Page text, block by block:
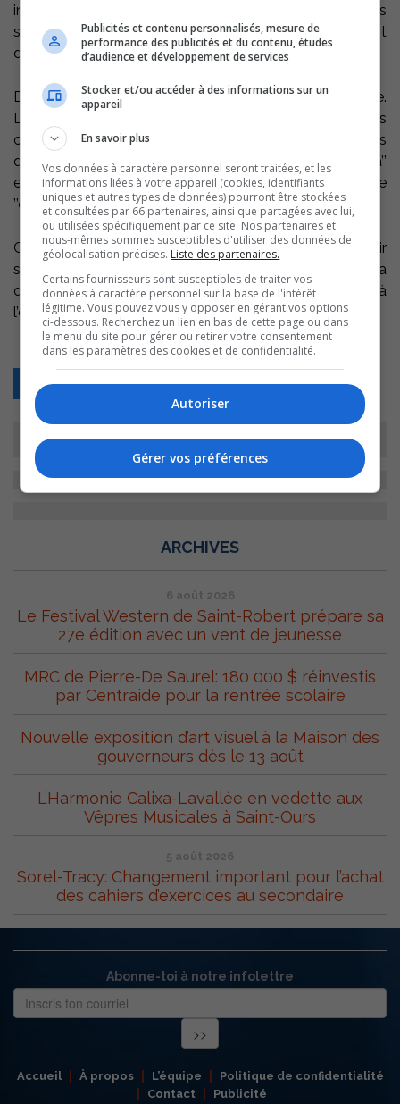
intéressante à moindre coût. Qui plus est, dans certains
secteurs, on construit en bénéficiant d’un dégrèvement
de taxes foncières d’une durée de trois ans.
De plus, le transport en commun répond à la demande.
La métropole est à la porte et les jeunes couples
comme les retraités ont leur ’’petit château’’ à prix plus
que raisonnable. Qui dit mieux…Allez sur ’’onconstruit.ca’’
et vous constaterez qu’aucune ville de la couronne
’’élargie’’ de Montréal vous déroule un tel tapis rouge.
Certaines personnes demeurent critiques, voir
sceptiques devant ce boum immobilier. Le sujet sera
discuté sur nos ondes, ce lundi midi, 22 novembre, à
l’émission Labelle et Cie.
Retour
ARCHIVES
6 août 2026
Le Festival Western de Saint-Robert prépare sa
27e édition avec un vent de jeunesse
MRC de Pierre-De Saurel: 180 000 $ réinvestis
par Centraide pour la rentrée scolaire
Nouvelle exposition d’art visuel à la Maison des
gouverneurs dès le 13 août
L’Harmonie Calixa-Lavallée en vedette aux
Vêpres Musicales à Saint-Ours
5 août 2026
Sorel-Tracy: Changement important pour l’achat
des cahiers d’exercices au secondaire
Abonne-toi à notre infolettre
Accueil À propos L’équipe
Politique de confidentialité
Contact
Publicité
Publicités et contenu personnalisés, mesure de
performance des publicités et du contenu, études
d’audience et développement de services
Stocker et/ou accéder à des informations sur un
appareil
En savoir plus
Vos données à caractère personnel seront traitées, et les
informations liées à votre appareil (cookies, identifiants
uniques et autres types de données) pourront être stockées
et consultées par 66 partenaires, ainsi que partagées avec lui,
ou utilisées spécifiquement par ce site. Nos partenaires et
nous-mêmes sommes susceptibles d'utiliser des données de
géolocalisation précises. Liste des partenaires.
Certains fournisseurs sont susceptibles de traiter vos
données à caractère personnel sur la base de l'intérêt
légitime. Vous pouvez vous y opposer en gérant vos options
ci-dessous. Recherchez un lien en bas de cette page ou dans
le menu du site pour gérer ou retirer votre consentement
dans les paramètres des cookies et de confidentialité.
Autoriser
Gérer vos préférences